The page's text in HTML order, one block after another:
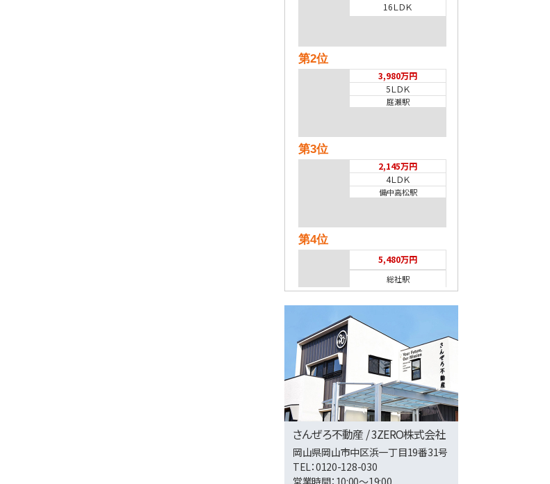
16ＬＤＫ
第2位
3,980万円
5ＬＤＫ
庭瀬駅
第3位
2,145万円
4ＬＤＫ
備中高松駅
第4位
5,480万円
総社駅
第5位
15,000万円
宇野駅
第6位
750万円
さんぜろ不動産 / 3ZERO株式会社
岡山県岡山市中区浜一丁目19番31号
TEL：0120-128-030
営業時間：10:00～19:00